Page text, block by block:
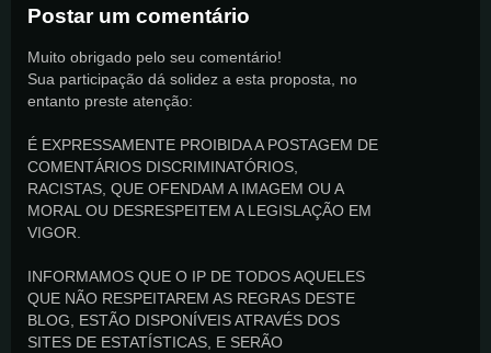
Postar um comentário
Muito obrigado pelo seu comentário!
Sua participação dá solidez a esta proposta, no
entanto preste atenção:
É EXPRESSAMENTE PROIBIDA A POSTAGEM DE
COMENTÁRIOS DISCRIMINATÓRIOS,
RACISTAS, QUE OFENDAM A IMAGEM OU A
MORAL OU DESRESPEITEM A LEGISLAÇÃO EM
VIGOR.
INFORMAMOS QUE O IP DE TODOS AQUELES
QUE NÃO RESPEITAREM AS REGRAS DESTE
BLOG, ESTÃO DISPONÍVEIS ATRAVÉS DOS
SITES DE ESTATÍSTICAS, E SERÃO